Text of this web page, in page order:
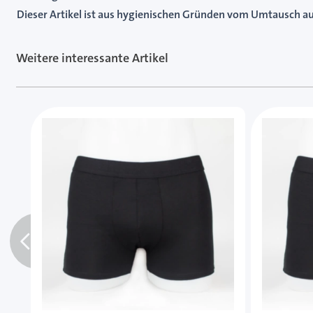
Dieser Artikel ist aus hygienischen Gründen vom Umtausch
Weitere interessante Artikel